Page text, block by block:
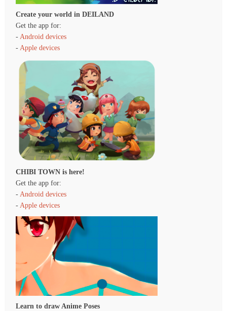
Create your world in DEILAND
Get the app for:
- Android devices
- Apple devices
CHIBI TOWN is here!
Get the app for:
- Android devices
- Apple devices
Learn to draw Anime Poses